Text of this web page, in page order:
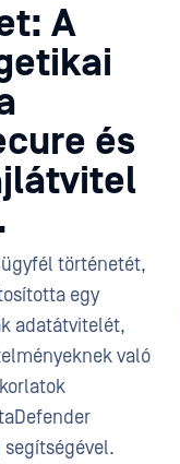
A
és
ügyfél történetét,
egy
adatátvitelét,
való
segítségével.